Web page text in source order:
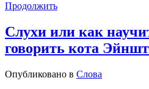
Продолжить
Слухи или как
говорить кота
Опубликовано в Слова